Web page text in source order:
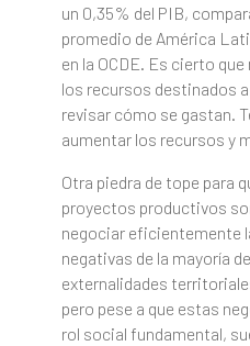
un 0,35% del PIB,
promedio de América
en la OCDE. Es cierto
los recursos destinados
revisar cómo se gastan.
aumentar los recursos y
Otra piedra de tope para
proyectos productivos
negociar eficientemente
negativas de la mayoría
externalidades
pero pese a que estas
rol social fundamental,